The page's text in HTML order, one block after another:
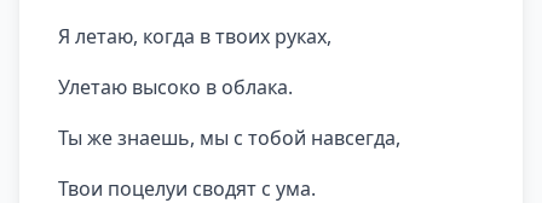
Я летаю, когда в твоих руках,
Улетаю высоко в облака.
Ты же знаешь, мы с тобой навсегда,
Твои поцелуи сводят с ума.